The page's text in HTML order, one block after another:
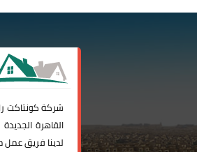
شركةكونتاكت
القاهرة
لدينا فريق